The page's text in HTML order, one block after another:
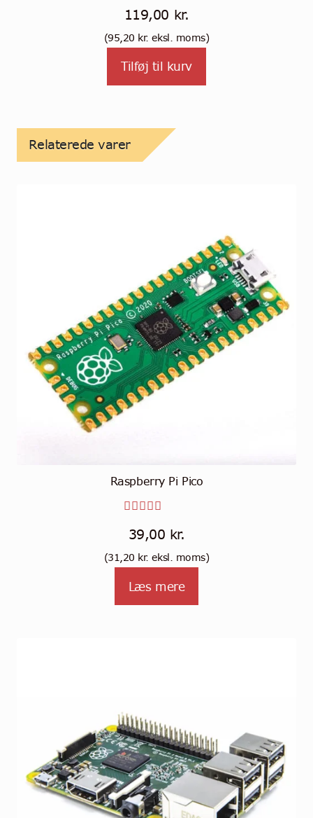
119,00 kr.
(95,20 kr. eksl. moms)
Tilføj til kurv
Relaterede varer
Raspberry Pi Pico
5.00ud
af 5
39,00 kr.
(31,20 kr. eksl. moms)
Læs mere